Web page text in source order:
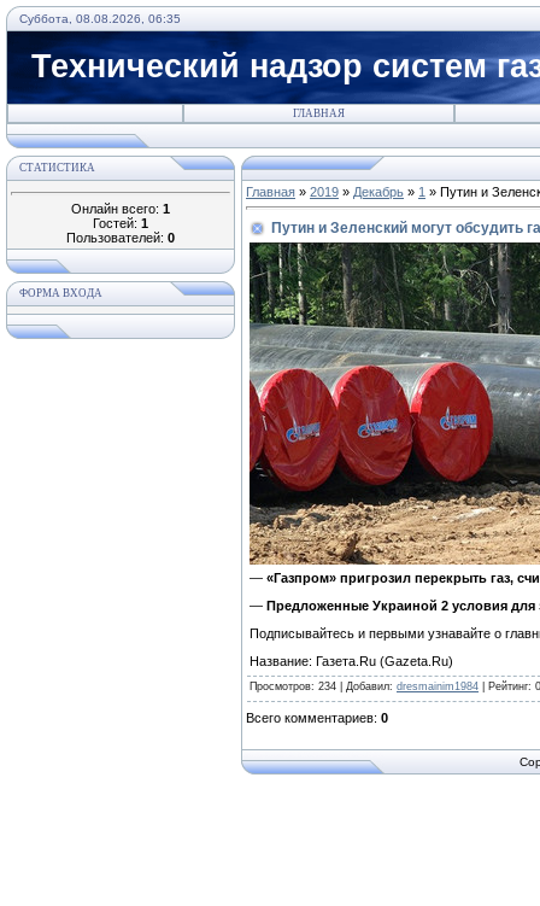
Суббота, 08.08.2026, 06:35
Технический надзор систем
ГЛАВНАЯ
СТАТИСТИКА
Онлайн всего: 1
Гостей: 1
Пользователей: 0
ФОРМА ВХОДА
Главная » 2019 » Декабрь » 1 » Путин и
Путин и Зеленский могут обсудить
— «Газпром» пригрозил перекрыть газ,
— Предложенные Украиной 2 условия для
Подписывайтесь и первыми узнавайте о
Название: Газета.Ru (Gazeta.Ru)
Просмотров: 234 Добавил: dresmainim1984 Рейтинг:
Всего комментариев: 0